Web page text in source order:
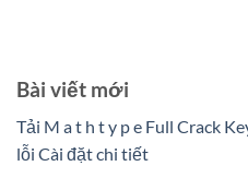
Bài viết mới
Tải M a t h t y p e Full Crack
lỗi Cài đặt chi tiết